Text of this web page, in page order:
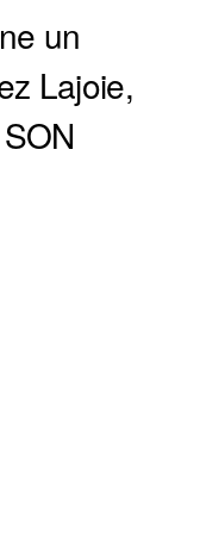
un
Lajoie,